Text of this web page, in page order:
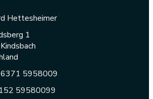
Hettesheimer
1
5958009
59580099